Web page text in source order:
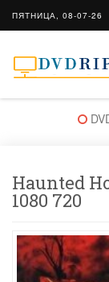
ПЯТНИЦА, 08-07-26
Haunted
1080 720